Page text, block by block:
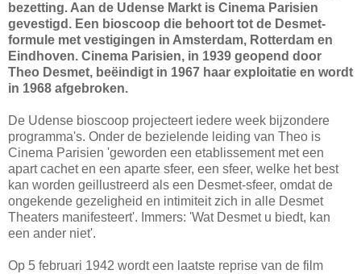
bezetting. Aan de Udense Markt is Cinema Parisien
gevestigd. Een bioscoop die behoort tot de Desmet-
formule met vestigingen in Amsterdam, Rotterdam en
Eindhoven. Cinema Parisien, in 1939 geopend door
Theo Desmet, beëindigt in 1967 haar exploitatie en wordt
in 1968 afgebroken.
De Udense bioscoop projecteert iedere week bijzondere
programma's. Onder de bezielende leiding van Theo is
Cinema Parisien 'geworden een etablissement met een
apart cachet en een aparte sfeer, een sfeer, welke het best
kan worden geillustreerd als een Desmet-sfeer, omdat de
ongekende gezeligheid en intimiteit zich in alle Desmet
Theaters manifesteert'. Immers: 'Wat Desmet u biedt, kan
een ander niet'.
Op 5 februari 1942 wordt een laatste reprise van de film